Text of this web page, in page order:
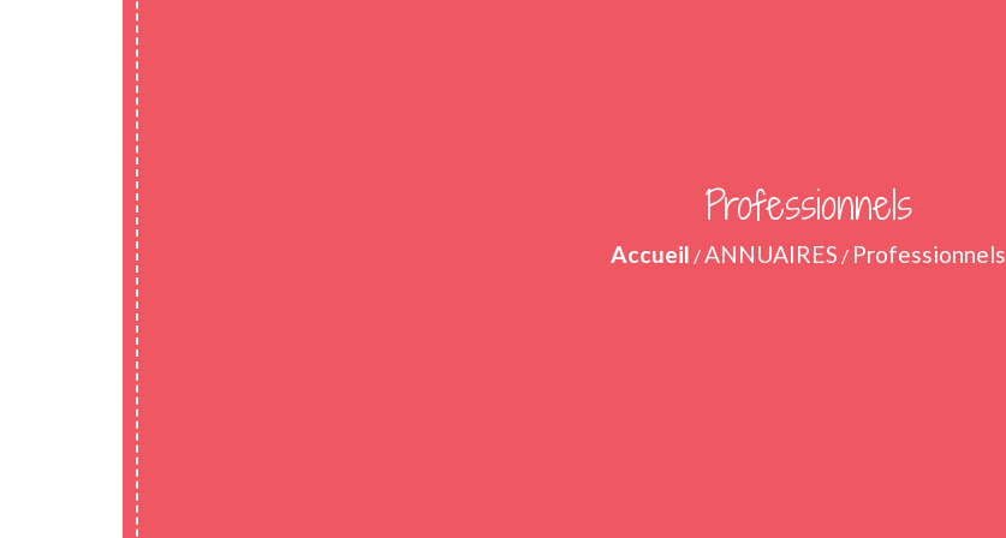
Professionnels
Accueil /ANNUAIRES / Professionnels